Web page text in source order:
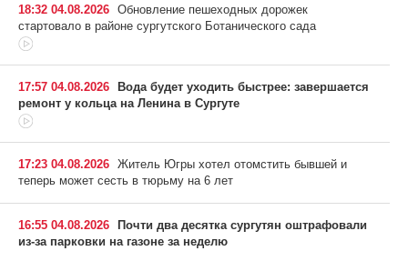
18:32 04.08.2026 Обновление пешеходных дорожек
стартовало в районе сургутского Ботанического сада
17:57 04.08.2026
Вода будет уходить быстрее: завершается
ремонт у кольца на Ленина в Сургуте
17:23 04.08.2026 Житель Югры хотел отомстить бывшей и
теперь может сесть в тюрьму на 6 лет
16:55 04.08.2026
Почти два десятка сургутян оштрафовали
из-за парковки на газоне за неделю